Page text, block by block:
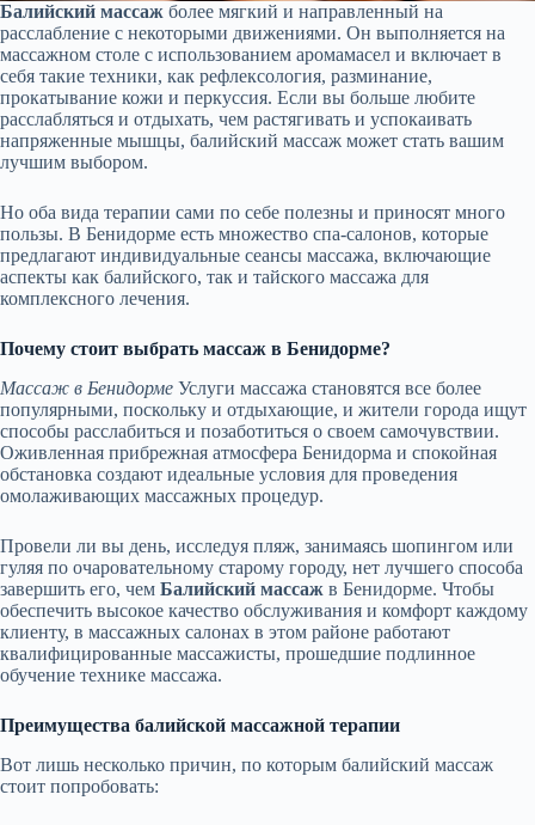
Балийский массаж более мягкий и направленный на
расслабление с некоторыми движениями. Он выполняется на
массажном столе с использованием аромамасел и включает в
себя такие техники, как рефлексология, разминание,
прокатывание кожи и перкуссия. Если вы больше любите
расслабляться и отдыхать, чем растягивать и успокаивать
напряженные мышцы, балийский массаж может стать вашим
лучшим выбором.
Но оба вида терапии сами по себе полезны и приносят много
пользы. В Бенидорме есть множество спа-салонов, которые
предлагают индивидуальные сеансы массажа, включающие
аспекты как балийского, так и тайского массажа для
комплексного лечения.
Почему стоит выбрать массаж в Бенидорме?
Массаж в Бенидорме Услуги массажа становятся все более
популярными, поскольку и отдыхающие, и жители города ищут
способы расслабиться и позаботиться о своем самочувствии.
Оживленная прибрежная атмосфера Бенидорма и спокойная
обстановка создают идеальные условия для проведения
омолаживающих массажных процедур.
Провели ли вы день, исследуя пляж, занимаясь шопингом или
гуляя по очаровательному старому городу, нет лучшего способа
завершить его, чем Балийский массаж в Бенидорме. Чтобы
обеспечить высокое качество обслуживания и комфорт каждому
клиенту, в массажных салонах в этом районе работают
квалифицированные массажисты, прошедшие подлинное
обучение технике массажа.
Преимущества балийской массажной терапии
Вот лишь несколько причин, по которым балийский массаж
стоит попробовать: